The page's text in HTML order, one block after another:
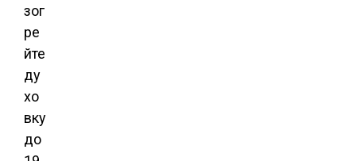
зог
ре
йте
ду
хо
вку
до